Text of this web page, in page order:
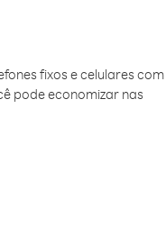
fixos e celulares com
pode economizar nas